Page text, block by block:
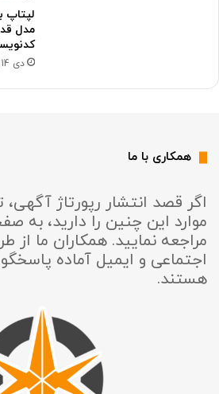
مدل
دی 14, 1404
همکاری با ما
اگر قصد انتشار رپورتاژ آگهی،
موارد این چنین را دارید، به
مراجعه نمایید. همکاران ما از
اجتماعی و ایمیل آماده
هستند.